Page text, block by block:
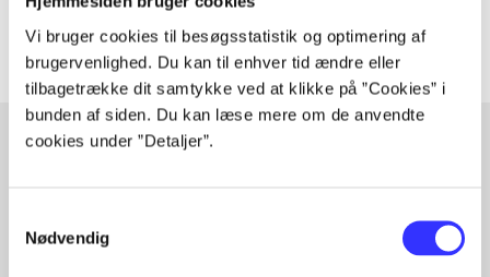
Vi bruger cookies til besøgsstatistik og optimering af
brugervenlighed. Du kan til enhver tid ændre eller
tilbagetrække dit samtykke ved at klikke på ”Cookies” i
bunden af siden. Du kan læse mere om de anvendte
cookies under ”Detaljer”.
Nødvendig